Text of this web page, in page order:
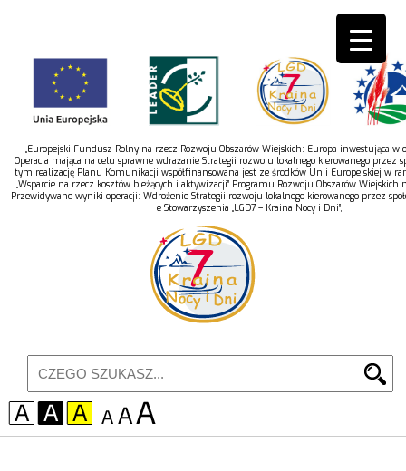
„Europejski Fundusz Rolny na rzecz Rozwoju Obszarów Wiejskich: Europa inwestująca w
Operacja mająca na celu sprawne wdrażanie Strategii rozwoju lokalnego kierowanego przez
tym realizację Planu Komunikacji współfinansowana jest ze środków Unii Europejskiej w
„Wsparcie na rzecz kosztów bieżących i aktywizacji” Programu Rozwoju Obszarów Wiejskich
Przewidywane wyniki operacji: Wdrożenie Strategii rozwoju lokalnego kierowanego przez
e Stowarzyszenia „LGD7 – Kraina Nocy i Dni”,